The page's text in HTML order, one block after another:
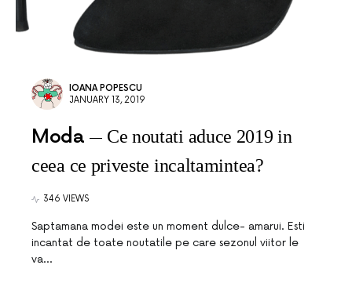
IOANA POPESCU
JANUARY 13, 2019
Moda
Ce noutati aduce 2019 in
ceea ce priveste incaltamintea?
346 VIEWS
Saptamana modei este un moment dulce- amarui. Esti
incantat de toate noutatile pe care sezonul viitor le
va…